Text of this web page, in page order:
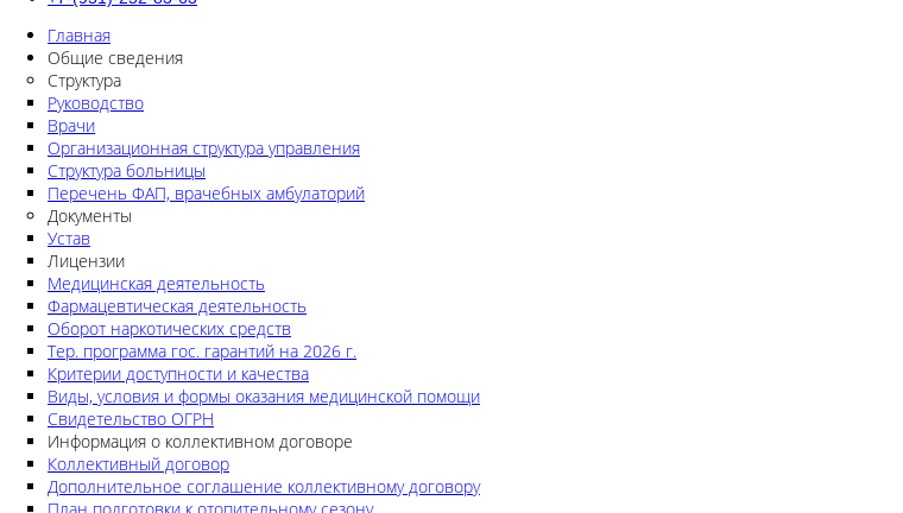
Главная
Общие сведения
Структура
Руководство
Врачи
Организационная структура управления
Структура больницы
Перечень ФАП, врачебных амбулаторий
Документы
Устав
Лицензии
Медицинская деятельность
Фармацевтическая деятельность
Оборот наркотических средств
Тер. программа гос. гарантий на 2026 г.
Критерии доступности и качества
Виды, условия и формы оказания медицинской помощи
Свидетельство ОГРН
Информация о коллективном договоре
Коллективный договор
Дополнительное соглашение коллективному договору